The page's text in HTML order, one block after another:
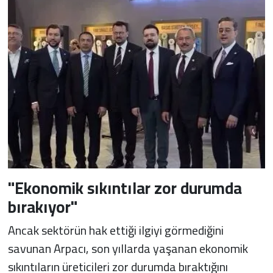
"Ekonomik sıkıntılar zor durumda
bırakıyor"
Ancak sektörün hak ettiği ilgiyi görmediğini
savunan Arpacı, son yıllarda yaşanan ekonomik
sıkıntıların üreticileri zor durumda bıraktığını